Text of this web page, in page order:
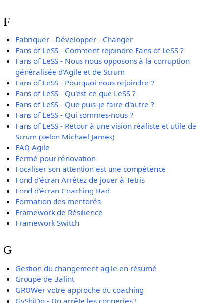
F
Fabriquer - Développer - Changer
Fans of LeSS - Comment rejoindre Fans of LeSS ?
Fans of LeSS - Nous nous opposons à la corruption
généralisée d'Agile et de Scrum
Fans of LeSS - Pourquoi nous rejoindre ?
Fans of LeSS - Qu'est-ce que LeSS ?
Fans of LeSS - Que puis-je faire d'autre ?
Fans of LeSS - Qui sommes-nous ?
Fans of LeSS - Retour à une vision réaliste et utile de
Scrum (selon Michael James)
FAQ Agile
Fermé pour rénovation
Focaliser son attention est une compétence
Fond d'écran Arrêtez de jouer à Tetris
Fond d'écran Coaching Bad
Formation des mentorés
Framework de Résilience
Framework Switch
G
Gestion du changement agile en résumé
Groupe de Balint
GROWer votre approche du coaching
GyShiDo - On arrête les conneries !